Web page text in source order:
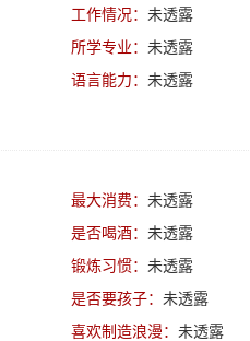
工作情况： 未透露
所学专业： 未透露
语言能力： 未透露
最大消费： 未透露
是否喝酒： 未透露
锻炼习惯： 未透露
是否要孩子： 未透露
喜欢制造浪漫： 未透露